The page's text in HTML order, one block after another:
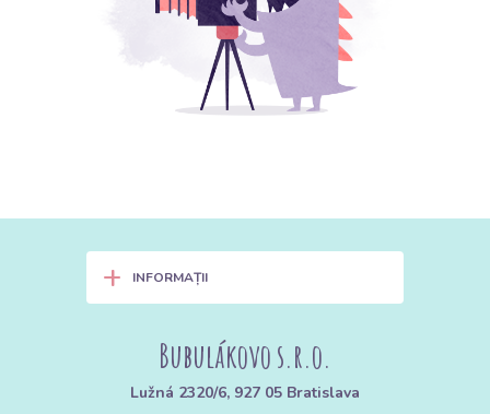
+ INFORMAȚII
Bubulákovo s.r.o.
Lužná 2320/6, 927 05 Bratislava